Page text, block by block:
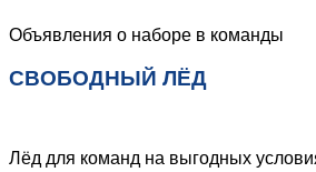
Объявления о наборе в команды
СВОБОДНЫЙ ЛЁД
Лёд для команд на выгодных